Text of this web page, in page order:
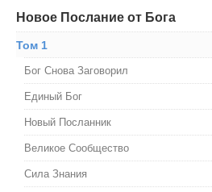
Новое Послание от Бога
Том 1
Бог Снова Заговорил
Единый Бог
Новый Посланник
Великое Сообщество
Сила Знания